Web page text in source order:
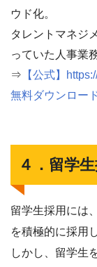
ウド化。
タレントマネジ
っていた人事業
⇒ 【公式】
無料ダウンロー
４．留学
留学生採用には
を積極的に採用
しかし、留学生